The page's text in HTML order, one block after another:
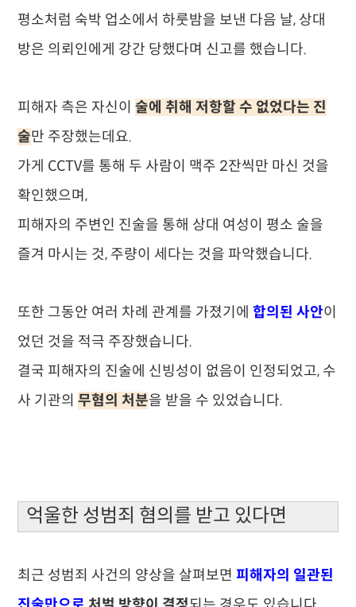
평소처럼 숙박 업소에서 하룻밤을 보낸 다음 날, 상대
방은 의뢰인에게 강간 당했다며 신고를 했습니다.
피해자 측은 자신이술에 취해 저항할 수 없었다는 진
술만 주장했는데요.
가게 CCTV를 통해 두 사람이 맥주 2잔씩만 마신 것을
확인했으며,
피해자의 주변인 진술을 통해 상대 여성이 평소 술을
즐겨 마시는 것, 주량이 세다는 것을 파악했습니다.
또한 그동안 여러 차례 관계를 가졌기에합의된 사안이
었던 것을 적극 주장했습니다.
결국 피해자의 진술에 신빙성이 없음이 인정되었고, 수
사 기관의무혐의 처분을 받을 수 있었습니다.
억울한 성범죄 혐의를 받고 있다면
최근 성범죄 사건의 양상을 살펴보면 피해자의 일관된